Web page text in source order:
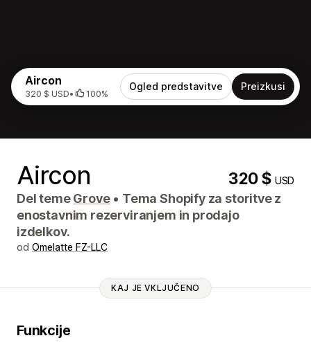
Aircon
320 $ USD• 100%
Ogled predstavitve Preizkusi
Aircon 320 $USD
Del temeGrove • Tema Shopify za storitve z
enostavnim rezerviranjem in prodajo
izdelkov.
od Omelatte FZ-LLC
KAJ JE VKLJUČENO
Funkcije